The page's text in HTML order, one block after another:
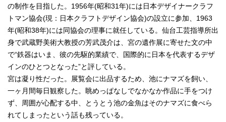
の制作を目指した。1956年(昭和31年)には日本デザイナークラフ
トマン協会(現：日本クラフトデザイン協会)の設立に参加、1963
年(昭和38年)には同協会の理事に就任している。仙台工芸指導所出
身で武蔵野美術大教授の芳武茂介は、宮の遺作展に寄せた文の中
で“鉄器はいま、彼の先駆的業績で、国際的に日本を代表するデザ
インのひとつとなった”と評している。
宮は凝り性だった。展覧会に出品するため、池にナマズを飼い、
一ヶ月間毎日観察した。眺めっぱなしでなかなか作品に手をつけ
ず、周囲が心配する中、とうとう池の金魚はそのナマズに食べら
れてしまったという話も残っている。